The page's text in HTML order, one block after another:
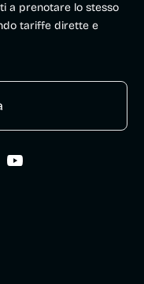
a prenotare lo stesso
tariffe dirette e
